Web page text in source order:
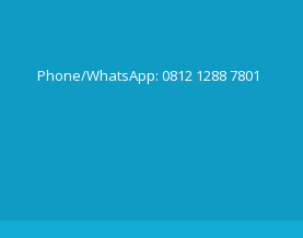
Phone/WhatsApp: 0812 1288 7801